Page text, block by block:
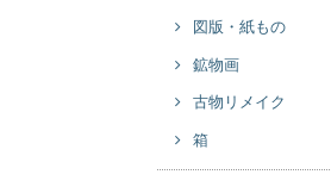
図版・紙もの
鉱物画
古物リメイク
箱